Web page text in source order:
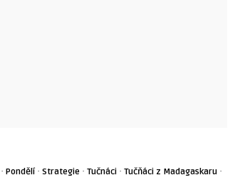
· Pondělí· Strategie · Tučnáci · Tučňáci z Madagaskaru ·